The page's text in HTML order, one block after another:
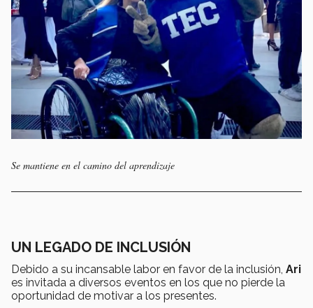
Se mantiene en el camino del aprendizaje
UN LEGADO DE INCLUSIÓN
Debido a su incansable labor en favor de la inclusión, Ari
es invitada a diversos eventos en los que no pierde la
oportunidad de motivar a los presentes.